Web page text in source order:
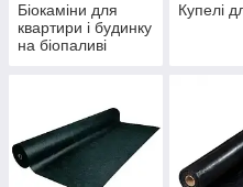
Біокаміни для
квартири і будинку
на біопаливі
Купелі